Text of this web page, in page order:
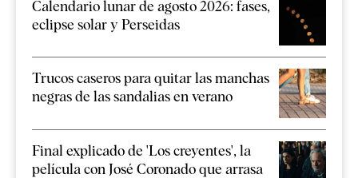
Calendario lunar de agosto 2026: fases,
eclipse solar y Perseidas
Trucos caseros para quitar las manchas
negras de las sandalias en verano
Final explicado de 'Los creyentes', la
película con José Coronado que arrasa